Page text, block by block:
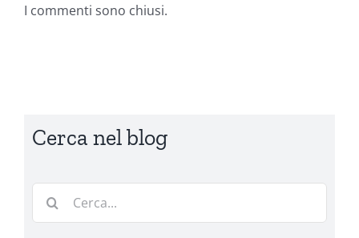
I commenti sono chiusi.
Cerca nel blog
Cerca